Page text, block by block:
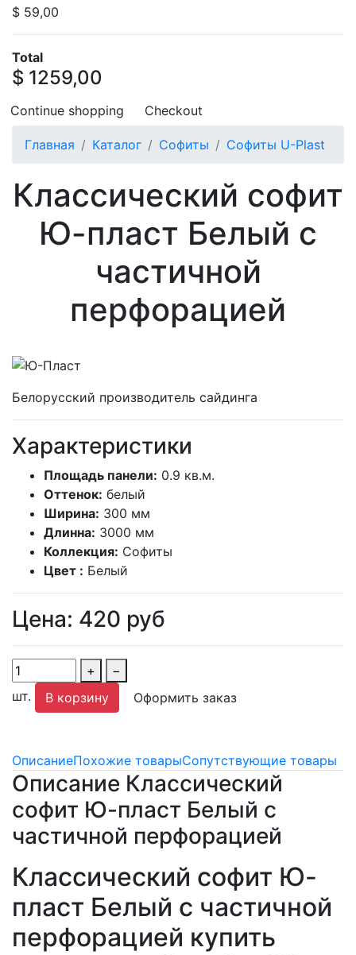
$ 59,00
Total
$ 1259,00
Continue shopping Checkout
Главная Каталог Софиты Софиты U-Plast
Классический софит
Ю-пласт Белый с
частичной
перфорацией
Белорусский производитель сайдинга
Характеристики
Площадь панели: 0.9 кв.м.
Оттенок: белый
Ширина: 300 мм
Длинна: 3000 мм
Коллекция: Софиты
Цвет : Белый
Цена: 420 руб
+
−
шт.
В корзину Оформить заказ
ОписаниеПохожие товарыСопутствующие товары
Описание Классический
софит Ю-пласт Белый с
частичной перфорацией
Классический софит Ю-
пласт Белый с частичной
перфорацией купить